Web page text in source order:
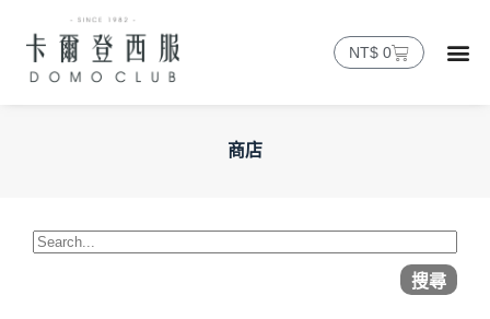
NT$ 0
商店
搜尋